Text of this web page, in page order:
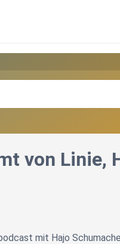
von Linie,
mit Hajo